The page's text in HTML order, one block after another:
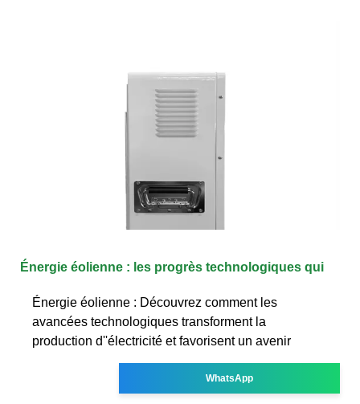
Énergie éolienne : les progrès technologiques qui
Énergie éolienne : Découvrez comment les
avancées technologiques transforment la
production d''électricité et favorisent un avenir
WhatsApp